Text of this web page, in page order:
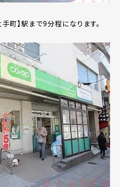
町】駅まで9分程になります。